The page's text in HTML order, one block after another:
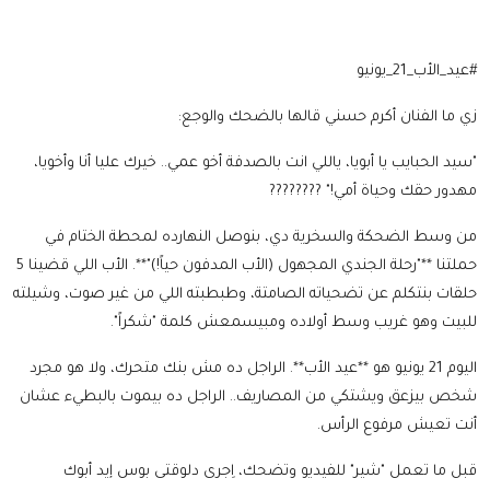
#عيد_الأب_21_يونيو
زي ما الفنان أكرم حسني قالها بالضحك والوجع:
"سيد الحبايب يا أبويا، ياللي انت بالصدفة أخو عمي.. خيرك عليا أنا وأخويا،
مهدور حقك وحياة أمي!" ????????
من وسط الضحكة والسخرية دي، بنوصل النهارده لمحطة الختام في
حملتنا **"رحلة الجندي المجهول (الأب المدفون حياً!)"**. الأب اللي قضينا 5
حلقات بنتكلم عن تضحياته الصامتة، وطبطبته اللي من غير صوت، وشيلته
للبيت وهو غريب وسط أولاده ومبيسمعش كلمة "شكراً".
اليوم 21 يونيو هو **عيد الأب**. الراجل ده مش بنك متحرك، ولا هو مجرد
شخص بيزعق ويشتكي من المصاريف.. الراجل ده بيموت بالبطيء عشان
أنت تعيش مرفوع الرأس.
قبل ما تعمل "شير" للفيديو وتضحك، اِجري دلوقتي بوس إيد أبوك